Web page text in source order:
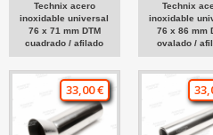
Technix acero
inoxidable universal
76 x 71 mm DTM
cuadrado / afilado
Technix
inoxidable
76 x 86 mm
ovalado /
33,00 €